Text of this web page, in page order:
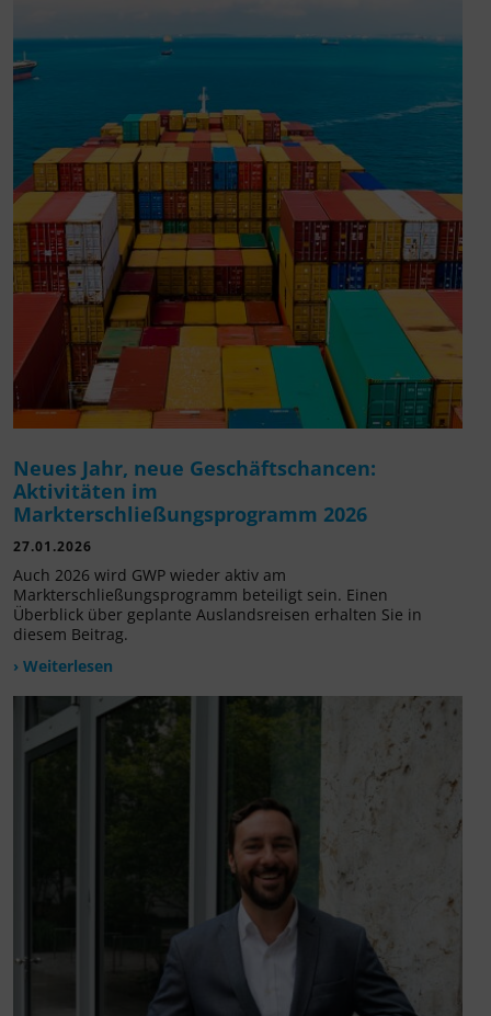
Neues Jahr, neue Geschäftschancen:
Aktivitäten im
Markterschließungsprogramm 2026
27.01.2026
Auch 2026 wird GWP wieder aktiv am
Markterschließungsprogramm beteiligt sein. Einen
Überblick über geplante Auslandsreisen erhalten Sie in
diesem Beitrag.
› Weiterlesen